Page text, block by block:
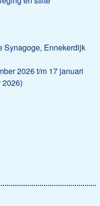
Synagoge, Ennekerdijk
2026 t/m 17 januari